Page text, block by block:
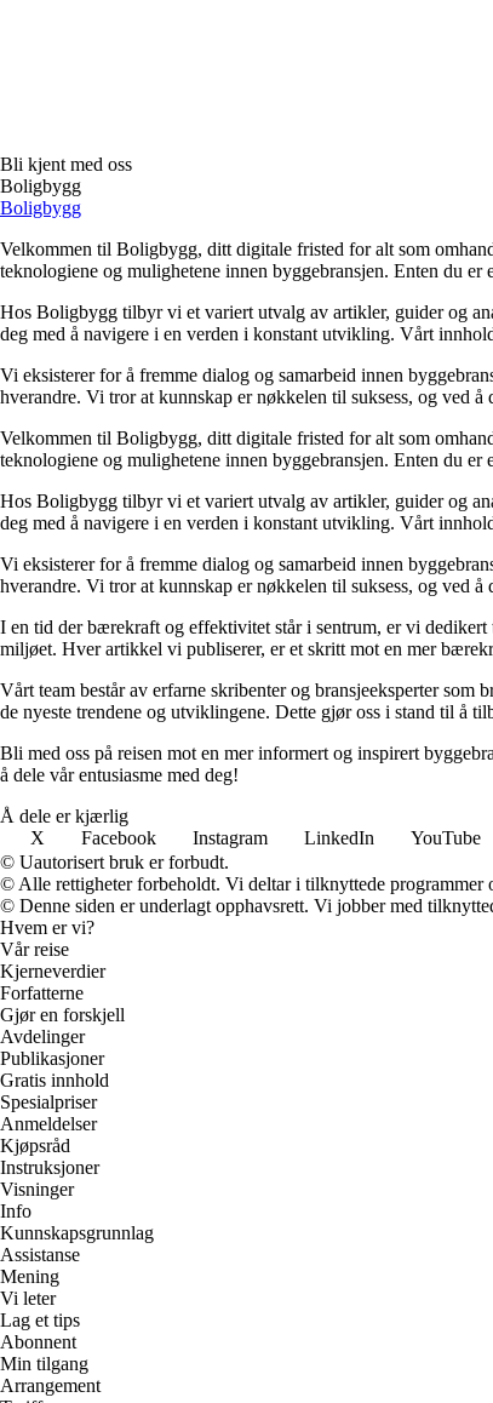
Bli kjent med oss
Boligbygg
Boligbygg
Velkommen til Boligbygg, ditt digitale fristed for alt som
teknologiene og mulighetene innen byggebransjen. Enten du
Hos Boligbygg tilbyr vi et variert utvalg av artikler, guider og
deg med å navigere i en verden i konstant utvikling. Vårt
Vi eksisterer for å fremme dialog og samarbeid innen
hverandre. Vi tror at kunnskap er nøkkelen til suksess, og ved
Velkommen til Boligbygg, ditt digitale fristed for alt som
teknologiene og mulighetene innen byggebransjen. Enten du
Hos Boligbygg tilbyr vi et variert utvalg av artikler, guider og
deg med å navigere i en verden i konstant utvikling. Vårt
Vi eksisterer for å fremme dialog og samarbeid innen
hverandre. Vi tror at kunnskap er nøkkelen til suksess, og ved
I en tid der bærekraft og effektivitet står i sentrum, er vi dedikert
miljøet. Hver artikkel vi publiserer, er et skritt mot en mer
Vårt team består av erfarne skribenter og bransjeeksperter
de nyeste trendene og utviklingene. Dette gjør oss i stand til å
Bli med oss på reisen mot en mer informert og inspirert
å dele vår entusiasme med deg!
Å dele er kjærlig
X
Facebook Instagram LinkedIn YouTube
© Uautorisert bruk er forbudt.
© Alle rettigheter forbeholdt. Vi deltar i tilknyttede programmer
© Denne siden er underlagt opphavsrett. Vi jobber med
Hvem er vi?
Vår reise
Kjerneverdier
Forfatterne
Gjør en forskjell
Avdelinger
Publikasjoner
Gratis innhold
Spesialpriser
Anmeldelser
Kjøpsråd
Instruksjoner
Visninger
Info
Kunnskapsgrunnlag
Assistanse
Mening
Vi leter
Lag et tips
Abonnent
Min tilgang
Arrangement